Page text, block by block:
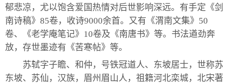
郁悲凉，尤以饱含爱国热情对后世影响深远。有手定《剑
南诗稿》85卷，收诗9000余首。又有《渭南文集》50
卷、《老学庵笔记》10卷及《南唐书》等。书法遒劲奔
放，存世墨迹有《苦寒帖》等。
苏轼字子瞻、和仲，号铁冠道人、东坡居士，世称苏
东坡、苏仙，汉族，眉州眉山人，祖籍河北栾城，北宋著